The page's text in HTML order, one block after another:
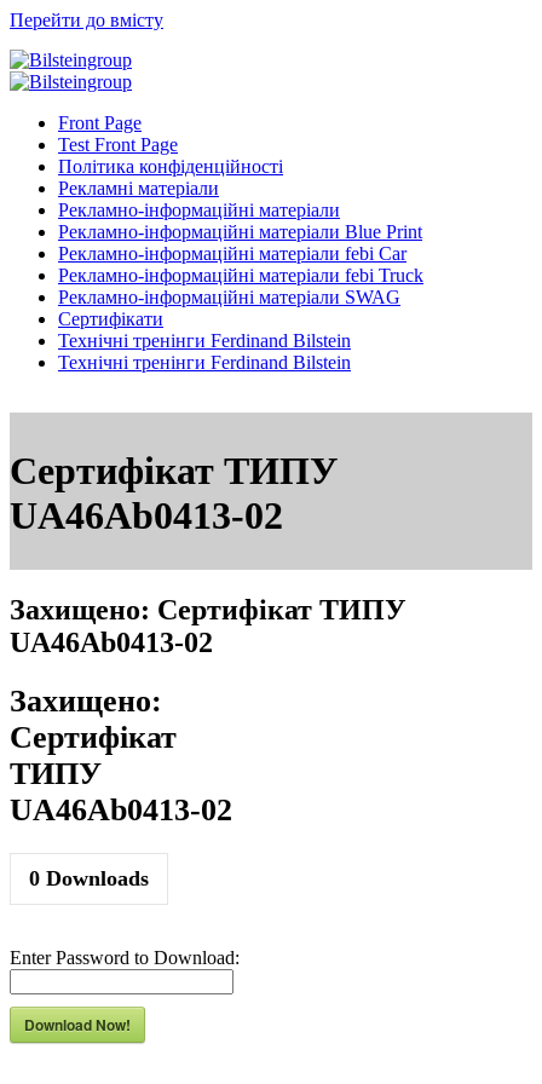
Перейти до вмісту
Front Page
Test Front Page
Політика конфіденційності
Рекламні матеріали
Рекламно-інформаційні матеріали
Рекламно-інформаційні матеріали Blue Print
Рекламно-інформаційні матеріали febi Car
Рекламно-інформаційні матеріали febi Truck
Рекламно-інформаційні матеріали SWAG
Сертифікати
Технічні тренінги Ferdinand Bilstein
Технічні тренінги Ferdinand Bilstein
Сертифікат ТИПУ
UA46Ab0413-02
Захищено: Сертифікат ТИПУ
UA46Ab0413-02
Захищено:
Сертифікат
ТИПУ
UA46Ab0413-02
0 Downloads
Enter Password to Download:
Download Now!